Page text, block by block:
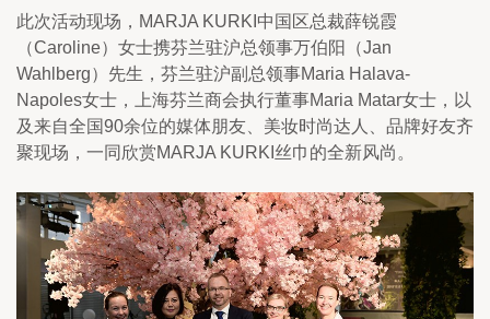
此次活动现场，MARJA KURKI中国区总裁薛锐霞
（Caroline）女士携芬兰驻沪总领事万伯阳（Jan
Wahlberg）先生，芬兰驻沪副总领事Maria Halava-
Napoles女士，上海芬兰商会执行董事Maria Matar女士，以
及来自全国90余位的媒体朋友、美妆时尚达人、品牌好友齐
聚现场，一同欣赏MARJA KURKI丝巾的全新风尚。